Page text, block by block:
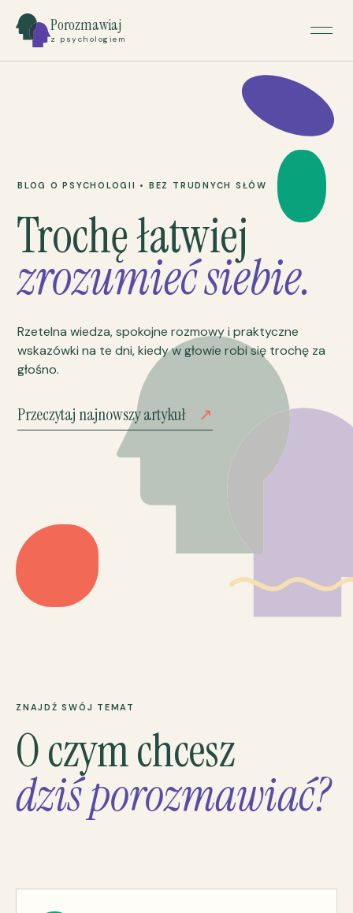
Porozmawiaj
z psychologiem
BLOG O PSYCHOLOGII • BEZ TRUDNYCH SŁÓW
Trochę łatwiej
zrozumieć siebie.
Rzetelna wiedza, spokojne rozmowy i praktyczne
wskazówki na te dni, kiedy w głowie robi się trochę za
głośno.
Przeczytaj najnowszy artykuł ↗
ZNAJDŹ SWÓJ TEMAT
O czym chcesz
dziś porozmawiać?